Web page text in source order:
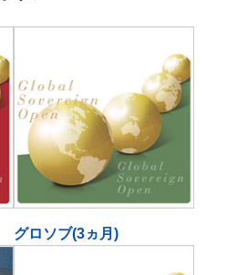
グロソブ(3ヵ月)